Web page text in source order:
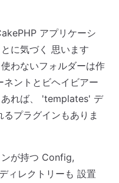
アプリケーシ
に気づく 思います
わないフォルダーは作
ネントとビヘイビアー
あれば、 'templates' デ
プラグインもありま
が持つ Config,
ィレクトリーも 設置